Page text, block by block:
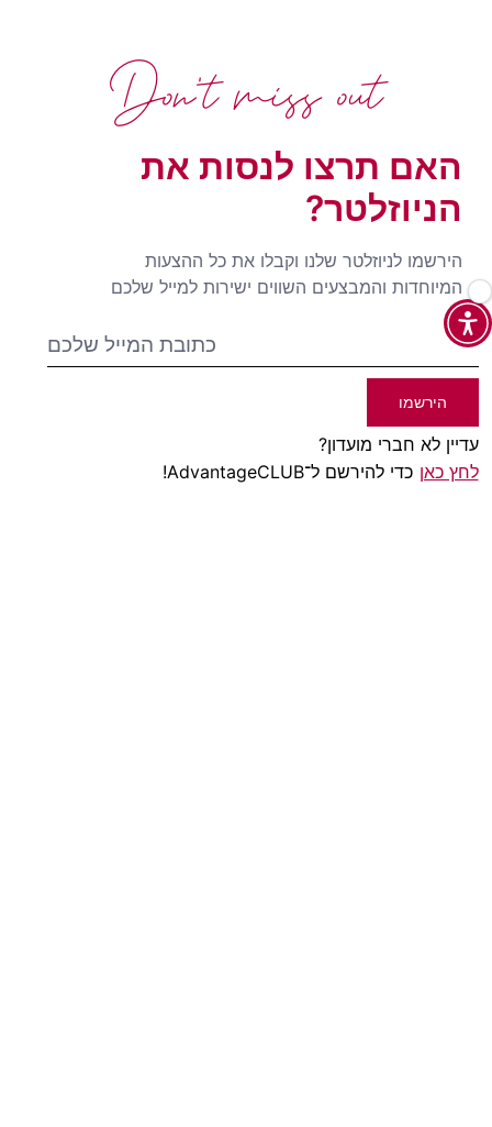
האם תרצו לנסות את
הניוזלטר?
הירשמו לניוזלטר שלנו וקבלו את כל ההצעות
המיוחדות והמבצעים השווים ישירות למייל שלכם
הירשמו
עדיין לא חברי מועדון?
לחץ כאן כדי להירשם ל־AdvantageCLUB!
Don't miss out